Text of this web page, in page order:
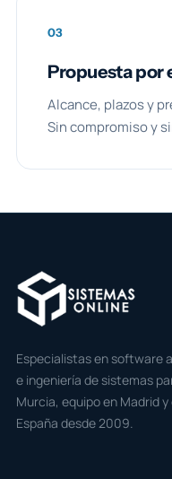
03
Propuesta por
Alcance, plazos y
Sin compromiso y
Especialistas en software
e ingeniería de sistemas
Murcia, equipo en Madrid
España desde 2009.